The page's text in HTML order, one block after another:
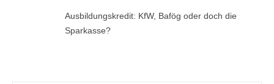
Ausbildungskredit: KfW, Bafög oder doch die
Sparkasse?